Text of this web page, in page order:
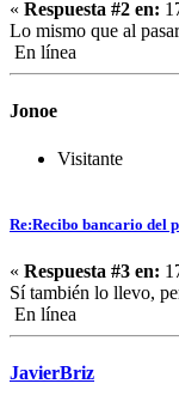
« Respuesta #2 en:
Lo mismo que al
En línea
Jonoe
Visitante
Re:Recibo bancario del
« Respuesta #3 en:
Sí también lo llevo,
En línea
JavierBriz